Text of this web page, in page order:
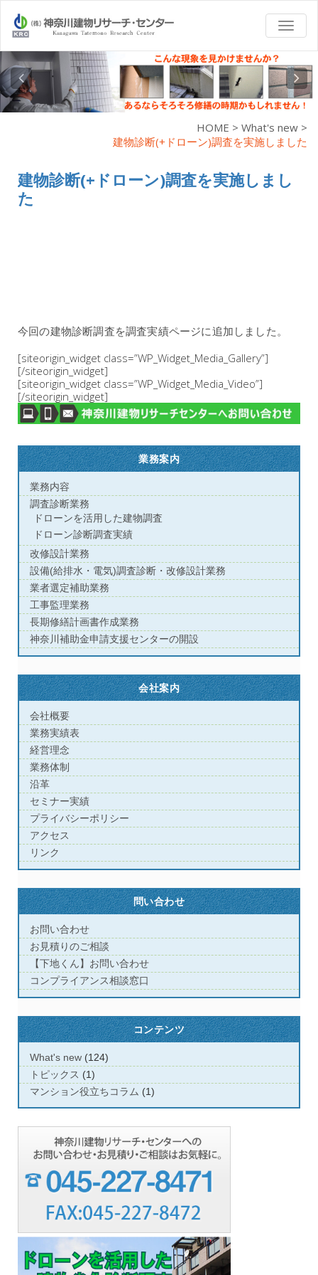
HOME > What's new >
建物診断(+ドローン)調査を実施しました
建物診断(+ドローン)調査を実施しまし
た
今回の建物診断調査を調査実績ページに追加しました。
[siteorigin_widget class=”WP_Widget_Media_Gallery”]
[/siteorigin_widget]
[siteorigin_widget class=”WP_Widget_Media_Video”]
[/siteorigin_widget]
業務案内
業務内容
調査診断業務
ドローンを活用した建物調査
ドローン診断調査実績
改修設計業務
設備(給排水・電気)調査診断・改修設計業務
業者選定補助業務
工事監理業務
長期修繕計画書作成業務
神奈川補助金申請支援センターの開設
会社案内
会社概要
業務実績表
経営理念
業務体制
沿革
セミナー実績
プライバシーポリシー
アクセス
リンク
問い合わせ
お問い合わせ
お見積りのご相談
【下地くん】お問い合わせ
コンプライアンス相談窓口
コンテンツ
What's new (124)
トピックス (1)
マンション役立ちコラム (1)